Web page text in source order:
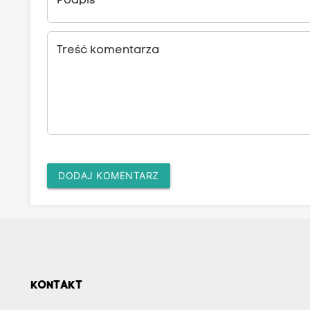
Treść komentarza
DODAJ KOMENTARZ
KONTAKT